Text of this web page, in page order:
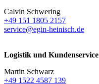
Calvin Schwering
+49 151 1805 2157
service@egin-heinisch.de
Logistik und Kundenservice
Martin Schwarz
+49 1522 4587 139